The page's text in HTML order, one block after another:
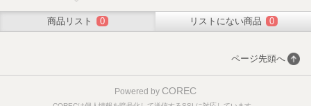
商品リスト 0 リストにない商品 0
ページ先頭へ
Powered by COREC